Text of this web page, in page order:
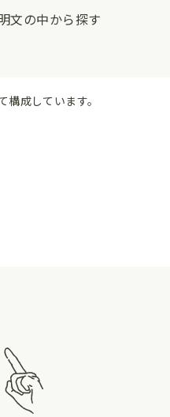
文の中から探す
成しています。